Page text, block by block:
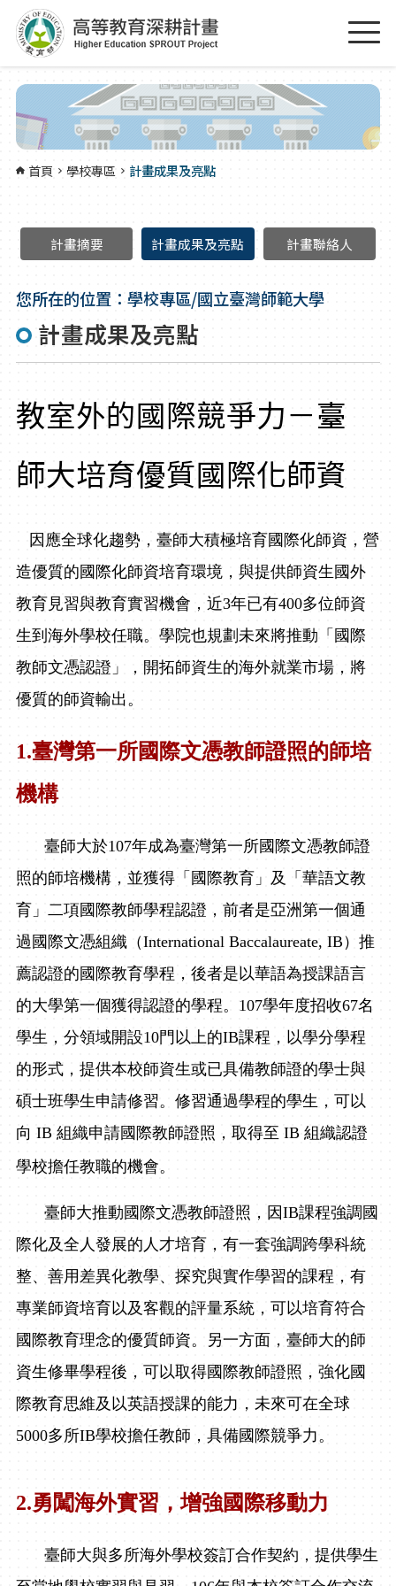
跳到主要內容區塊
首頁 學校專區 計畫成果及亮點
計畫摘要 計畫成果及亮點 計畫聯絡人
您所在的位置：學校專區/國立臺灣師範大學
計畫成果及亮點
教室外的國際競爭力－臺
師大培育優質國際化師資
因應全球化趨勢，臺師大積極培育國際化師資，營
造優質的國際化師資培育環境，與提供師資生國外
教育見習與教育實習機會，近3年已有400多位師資
生到海外學校任職。學院也規劃未來將推動「國際
教師文憑認證」，開拓師資生的海外就業市場，將
優質的師資輸出。
1.臺灣第一所國際文憑教師證照的師培
機構
臺師大於107年成為臺灣第一所國際文憑教師證
照的師培機構，並獲得「國際教育」及「華語文教
育」二項國際教師學程認證，前者是亞洲第一個通
過國際文憑組織（International Baccalaureate, IB）推
薦認證的國際教育學程，後者是以華語為授課語言
的大學第一個獲得認證的學程。 107學年度招收67名
學生，分領域開設10門以上的IB課程，以學分學程
的形式，提供本校師資生或已具備教師證的學士與
碩士班學生申請修習。修習通過學程的學生，可以
向 IB 組織申請國際教師證照，取得至 IB 組織認證
學校擔任教職的機會。
臺師大推動國際文憑教師證照，因IB課程強調國
際化及全人發展的人才培育，有一套強調跨學科統
整、善用差異化教學、探究與實作學習的課程，有
專業師資培育以及客觀的評量系統，可以培育符合
國際教育理念的優質師資。另一方面，臺師大的師
資生修畢學程後，可以取得國際教師證照，強化國
際教育思維及以英語授課的能力，未來可在全球
5000多所IB學校擔任教師，具備國際競爭力。
2.勇闖海外實習，增強國際移動力
臺師大與多所海外學校簽訂合作契約，提供學生